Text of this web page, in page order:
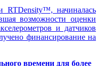
RTDensity™, начиналась
возможности оценки
и датчиков
финансирование на
времени для более